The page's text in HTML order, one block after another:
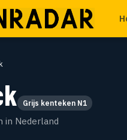
Grijs kenteken N1
in Nederland